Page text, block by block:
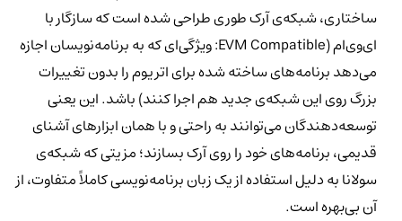
ساختاری، شبکه‌ی آرک طوری طراحی شده است که سازگار با
ای‌وی‌ام (EVM Compatible: ویژگی‌ای که به برنامه‌نویسان اجازه
می‌دهد برنامه‌های ساخته شده برای اتریوم را بدون تغییرات
بزرگ روی این شبکه‌ی جدید هم اجرا کنند) باشد. این یعنی
توسعه‌دهندگان می‌توانند به راحتی و با همان ابزارهای آشنای
قدیمی، برنامه‌های خود را روی آرک بسازند؛ مزیتی که شبکه‌ی
سولانا به دلیل استفاده از یک زبان برنامه‌نویسی کاملاً متفاوت، از
آن بی‌بهره است.